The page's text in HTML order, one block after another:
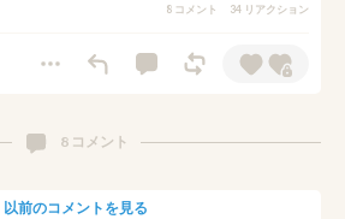
8 コメント 34 リアクション
8 コメント
以前のコメントを見る